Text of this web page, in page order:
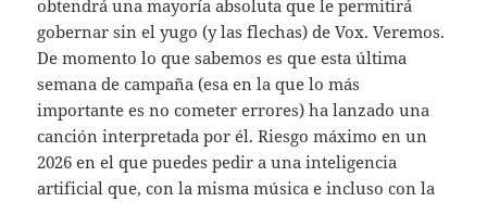
obtendrá una mayoría absoluta que le permitirá
gobernar sin el yugo (y las flechas) de Vox. Veremos.
De momento lo que sabemos es que esta última
semana de campaña (esa en la que lo más
importante es no cometer errores) ha lanzado una
canción interpretada por él. Riesgo máximo en un
2026 en el que puedes pedir a una inteligencia
artificial que, con la misma música e incluso con la